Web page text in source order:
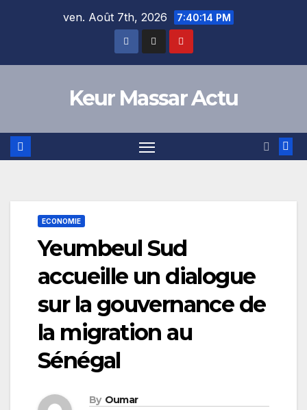
ven. Août 7th, 2026 7:40:14 PM
Keur Massar Actu
ECONOMIE
Yeumbeul Sud
accueille un dialogue
sur la gouvernance de
la migration au
Sénégal
By Oumar